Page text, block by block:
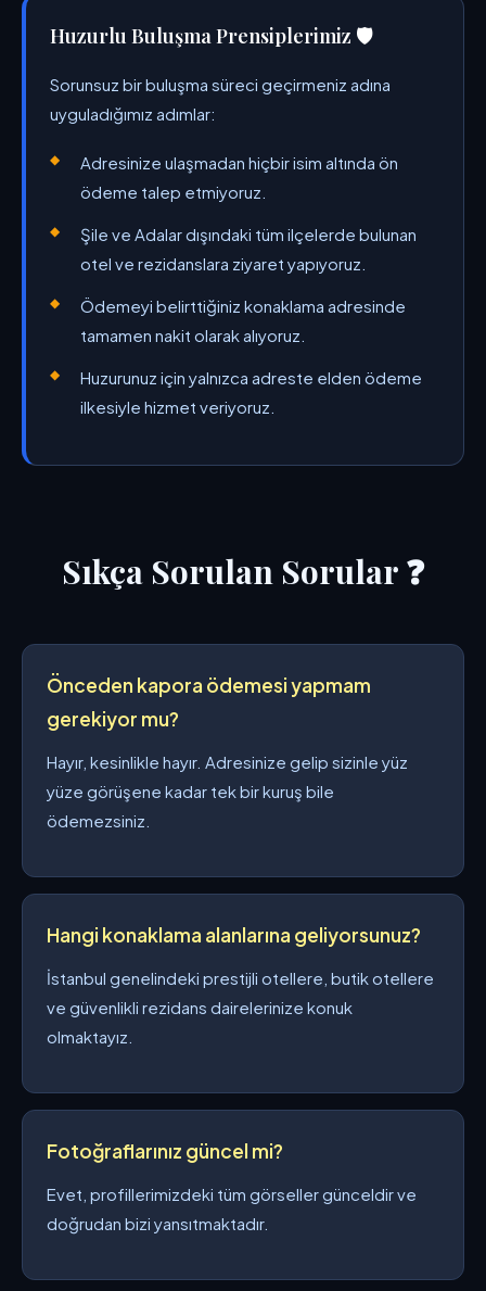
Huzurlu Buluşma Prensiplerimiz 🛡️
Sorunsuz bir buluşma süreci geçirmeniz adına
uyguladığımız adımlar:
Adresinize ulaşmadan hiçbir isim altında ön
ödeme talep etmiyoruz.
Şile ve Adalar dışındaki tüm ilçelerde bulunan
otel ve rezidanslara ziyaret yapıyoruz.
Ödemeyi belirttiğiniz konaklama adresinde
tamamen nakit olarak alıyoruz.
Huzurunuz için yalnızca adreste elden ödeme
ilkesiyle hizmet veriyoruz.
Sıkça Sorulan Sorular ❓
Önceden kapora ödemesi yapmam
gerekiyor mu?
Hayır, kesinlikle hayır. Adresinize gelip sizinle yüz
yüze görüşene kadar tek bir kuruş bile
ödemezsiniz.
Hangi konaklama alanlarına geliyorsunuz?
İstanbul genelindeki prestijli otellere, butik otellere
ve güvenlikli rezidans dairelerinize konuk
olmaktayız.
Fotoğraflarınız güncel mi?
Evet, profillerimizdeki tüm görseller günceldir ve
doğrudan bizi yansıtmaktadır.